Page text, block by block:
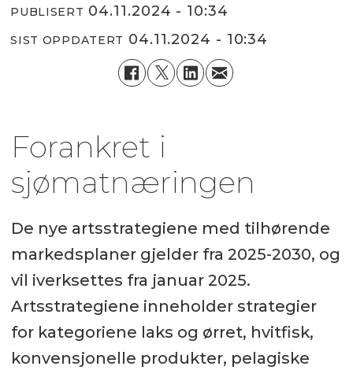
PUBLISERT 04.11.2024 - 10:34
SIST OPPDATERT 04.11.2024 - 10:34
Forankret i
sjømatnæringen
De nye artsstrategiene med tilhørende
markedsplaner gjelder fra 2025-2030, og
vil iverksettes fra januar 2025.
Artsstrategiene inneholder strategier
for kategoriene laks og ørret, hvitfisk,
konvensjonelle produkter, pelagiske